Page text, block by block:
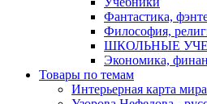
Фантастика,
Философия,
ШКОЛЬНЫЕ
Экономика,
Товары по темам
Интерьерная карта мира